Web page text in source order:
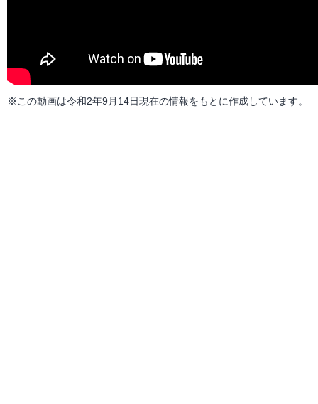
※この動画は令和2年9月14日現在の情報をもとに作成しています。